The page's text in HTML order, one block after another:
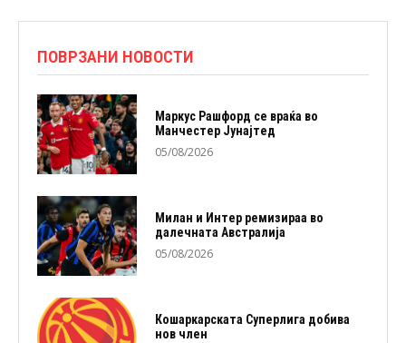
ПОВРЗАНИ НОВОСТИ
Маркус Рашфорд се враќа во
Манчестер Јунајтед
05/08/2026
Милан и Интер ремизираа во
далечната Австралија
05/08/2026
Кошаркарската Суперлига добива
нов член